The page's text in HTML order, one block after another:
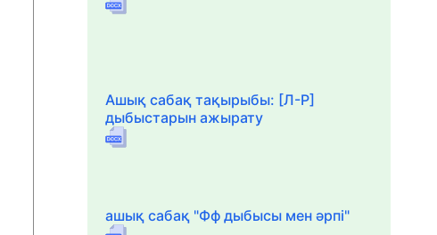
Ашық сабақ тақырыбы: [Л-Р]
дыбыстарын ажырату
ашық сабақ "Фф дыбысы мен әрпі"